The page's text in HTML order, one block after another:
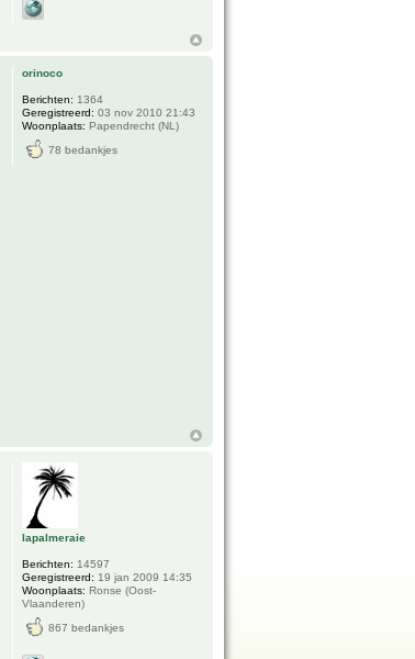
orinoco
Berichten: 1364
Geregistreerd: 03 nov 2010 21:43
Woonplaats: Papendrecht (NL)
78 bedankjes
lapalmeraie
Berichten: 14597
Geregistreerd: 19 jan 2009 14:35
Woonplaats: Ronse (Oost-
Vlaanderen)
867 bedankjes